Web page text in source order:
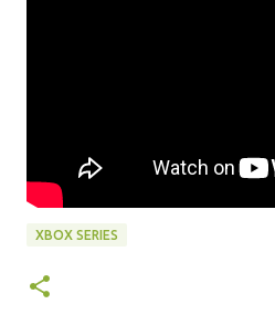
XBOX SERIES